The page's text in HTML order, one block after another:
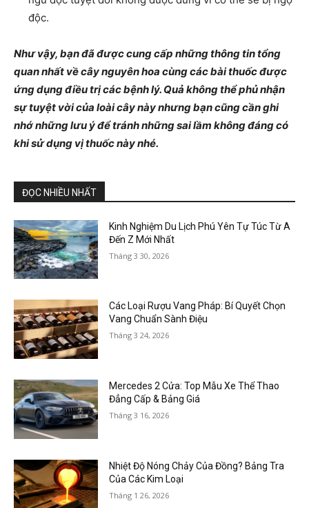
độc.
Như vậy, bạn đã được cung cấp những thông tin tổng
quan nhất về cây nguyên hoa cùng các bài thuốc được
ứng dụng điều trị các bệnh lý. Quả không thể phủ nhận
sự tuyệt vời của loài cây này nhưng bạn cũng cần ghi
nhớ những lưu ý để tránh những sai lầm không đáng có
khi sử dụng vị thuốc này nhé.
ĐỌC NHIỀU NHẤT
Kinh Nghiệm Du Lịch Phú Yên Tự Túc Từ A
Đến Z Mới Nhất
Tháng 3 30, 2026
Các Loại Rượu Vang Pháp: Bí Quyết Chọn
Vang Chuẩn Sành Điệu
Tháng 3 24, 2026
Mercedes 2 Cửa: Top Mẫu Xe Thể Thao
Đẳng Cấp & Bảng Giá
Tháng 3 16, 2026
Nhiệt Độ Nóng Chảy Của Đồng? Bảng Tra
Của Các Kim Loại
Tháng 1 26, 2026